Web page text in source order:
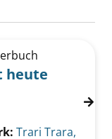
heute
Trari Trara,